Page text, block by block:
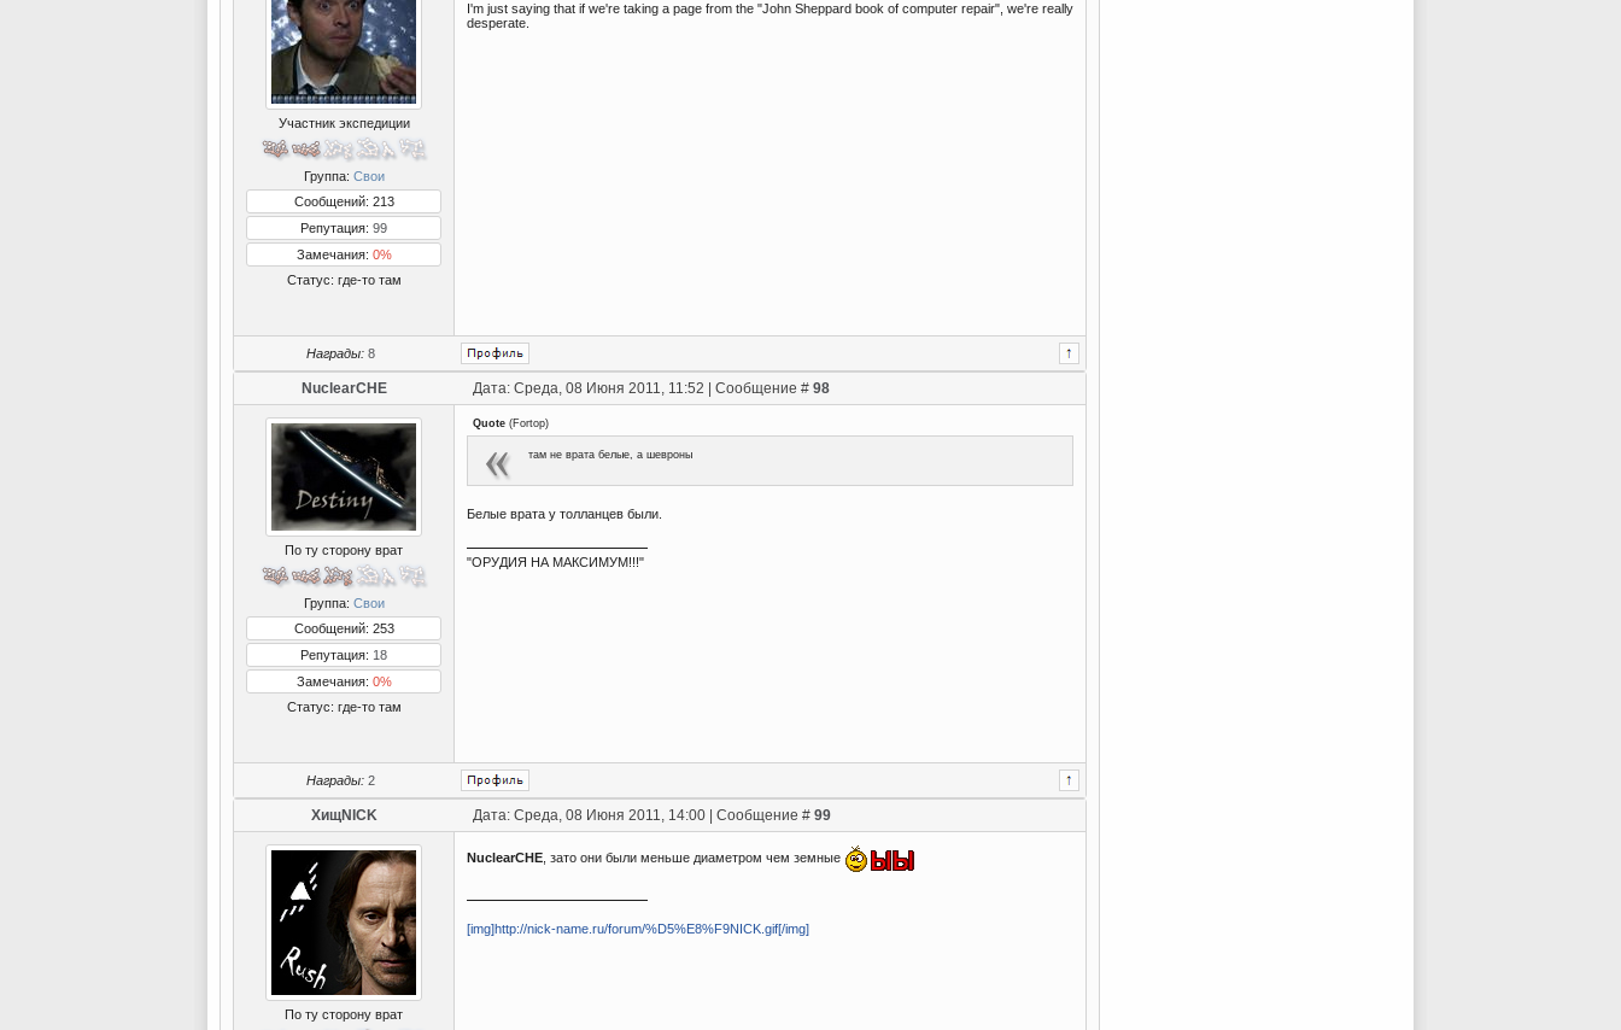
Участник экспедиции
Группа: Свои
Сообщений: 213
Репутация: 99
Замечания: 0%
Статус: где-то там
I'm just saying that if we're taking a page from the "John Sheppard book of computer repair", we're really
desperate.
Награды: 8
NuclearCHE Дата: Среда, 08 Июня 2011, 11:52 | Сообщение # 98
По ту сторону врат
Группа: Свои
Сообщений: 253
Репутация: 18
Замечания: 0%
Статус: где-то там
Quote (Fortop)
там не врата белые, а шевроны
Белые врата у толланцев были.
"ОРУДИЯ НА МАКСИМУМ!!!"
Награды: 2
ХищNICK Дата: Среда, 08 Июня 2011, 14:00 | Сообщение # 99
По ту сторону врат
NuclearCHE , зато они были меньше диаметром чем земные
[img]http://nick-name.ru/forum/%D5%E8%F9NICK.gif[/img]